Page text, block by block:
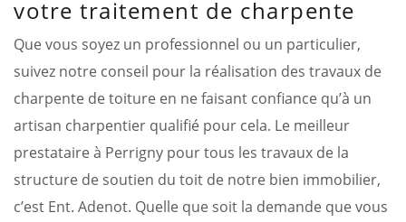
votre traitement de charpente
Que vous soyez un professionnel ou un particulier,
suivez notre conseil pour la réalisation des travaux de
charpente de toiture en ne faisant confiance qu’à un
artisan charpentier qualifié pour cela. Le meilleur
prestataire à Perrigny pour tous les travaux de la
structure de soutien du toit de notre bien immobilier,
c’est Ent. Adenot. Quelle que soit la demande que vous